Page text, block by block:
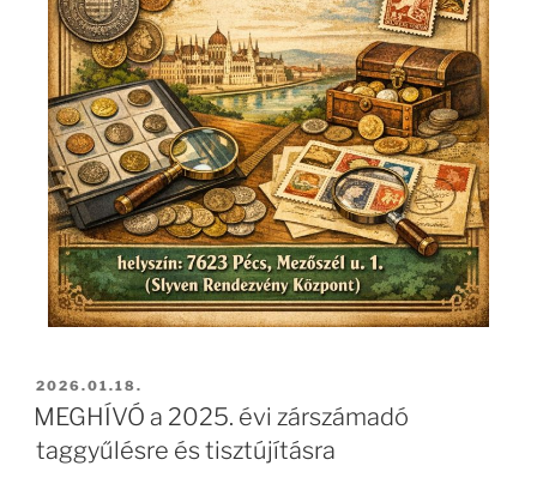
2026.01.18.
MEGHÍVÓ a 2025. évi zárszámadó
taggyűlésre és tisztújításra